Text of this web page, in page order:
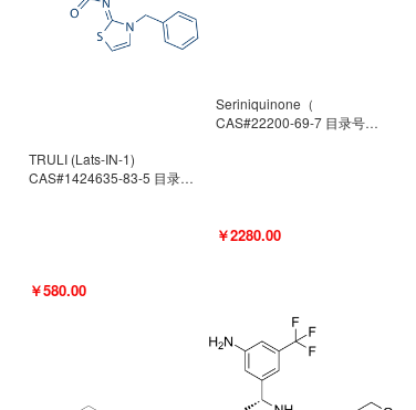
TRULI (Lats-IN-1)
CAS#1424635-83-5 目录号
￥580.00
Seriniquinone（
CAS#22200-69-7 目录号
￥2280.00